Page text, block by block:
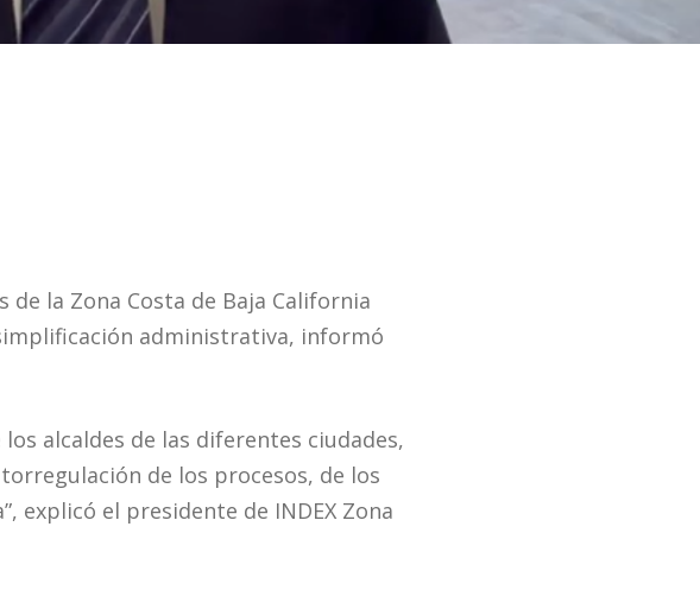
la Zona Costa de Baja California
administrativa, informó
alcaldes de las diferentes ciudades,
de los procesos, de los
explicó el presidente de INDEX Zona